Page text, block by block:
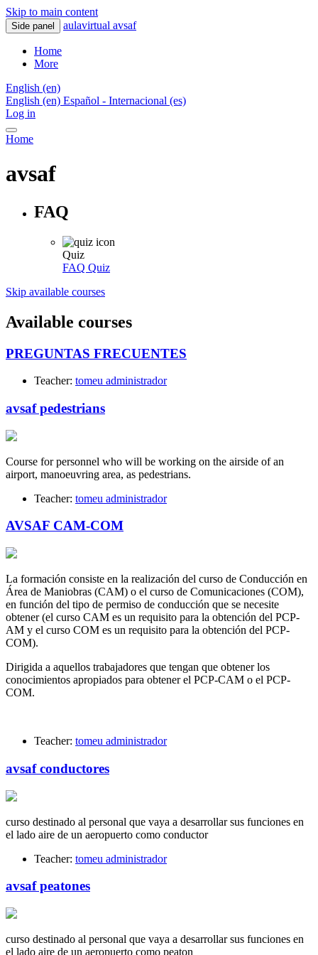
Skip to main content
Side panel aulavirtual avsaf
Home
More
English ‎(en)‎
English ‎(en)‎ Español - Internacional ‎(es)‎
Log in
Home
avsaf
FAQ
Quiz
FAQ Quiz
Skip available courses
Available courses
PREGUNTAS FRECUENTES
Teacher: tomeu administrador
avsaf pedestrians
Course for personnel who will be working on the airside of an
airport, manoeuvring area, as pedestrians.
Teacher: tomeu administrador
AVSAF CAM-COM
La formación consiste en la realización del curso de Conducción en
Área de Maniobras (CAM) o el curso de Comunicaciones (COM),
en función del tipo de permiso de conducción que se necesite
obtener (el curso CAM es un requisito para la obtención del PCP-
AM y el curso COM es un requisito para la obtención del PCP-
COM).
Dirigida a aquellos trabajadores que tengan que obtener los
conocimientos apropiados para obtener el PCP-CAM o el PCP-
COM.
Teacher: tomeu administrador
avsaf conductores
curso destinado al personal que vaya a desarrollar sus funciones en
el lado aire de un aeropuerto como conductor
Teacher: tomeu administrador
avsaf peatones
curso destinado al personal que vaya a desarrollar sus funciones en
el lado aire de un aeropuerto como peaton